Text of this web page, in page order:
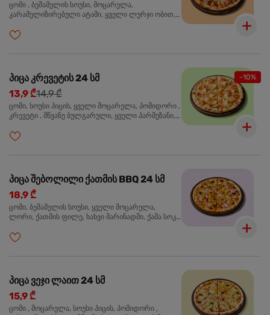
ცომი , ბეშამელის სოუსი, მოცარელა,
კარამელიზირებული ატამი, ყველი ლურჯი ობით,
-10%
პიცა კრევეტის 24 სმ
13,9 ₾14,9 ₾
ცომი, სოუსი პიცის, ყველი მოცარელა, პომიდორი ,
კრევეტი , მწვანე ბულგარული, ყველი პარმეზანი,
პიცა შებოლილი ქათმის BBQ 24 სმ
18,9 ₾
ცომი, ბეშამელის სოუსი, ყველი მოცარელა,
ლორი, ქათმის ფილე, ხახვი მარინადში, ქამა სოკო
პიცა ვეჯი ლაით 24 სმ
15,9 ₾
ცომი , მოცარელა, სოუსი პიცის, პომიდორი ,